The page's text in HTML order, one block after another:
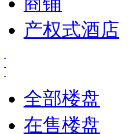
产权式酒店
全部楼盘
在售楼盘